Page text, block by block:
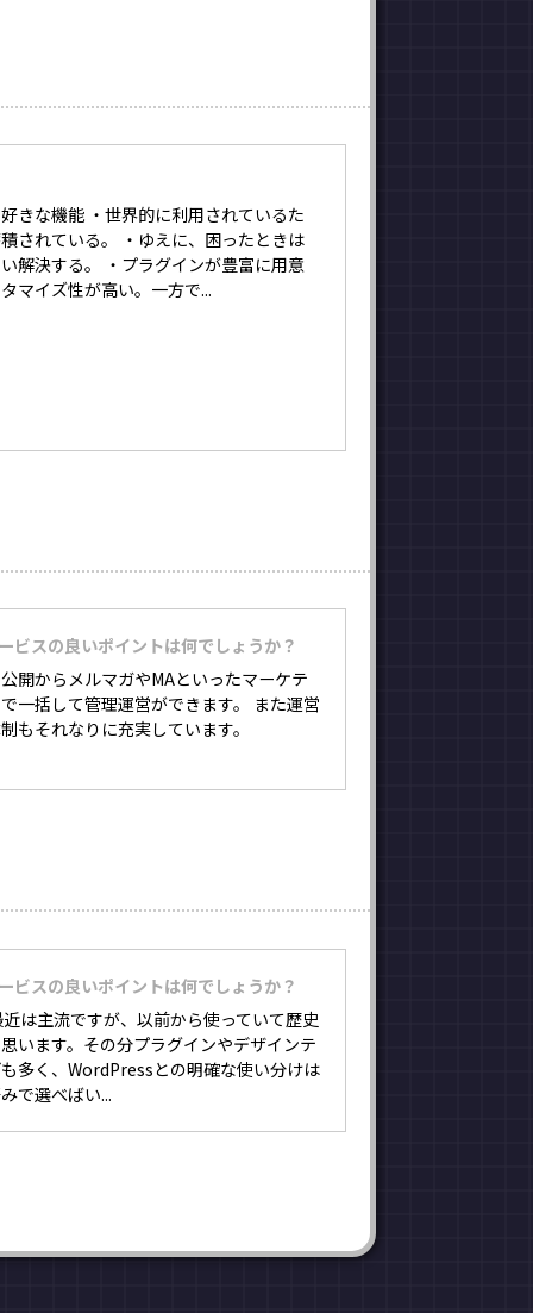
きな機能 ・世界的に利用されているた
されている。 ・ゆえに、困ったときは
解決する。 ・プラグインが豊富に用意
マイズ性が高い。一方で...
ビスの良いポイントは何でしょうか？
開からメルマガやMAといったマーケテ
一括して管理運営ができます。 また運営
もそれなりに充実しています。
ビスの良いポイントは何でしょうか？
は主流ですが、以前から使っていて歴史
います。その分プラグインやデザインテ
多く、WordPressとの明確な使い分けは
で選べばい...